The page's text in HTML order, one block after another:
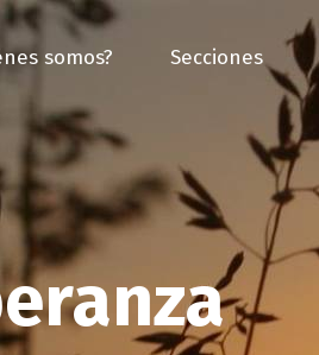
somos? Secciones